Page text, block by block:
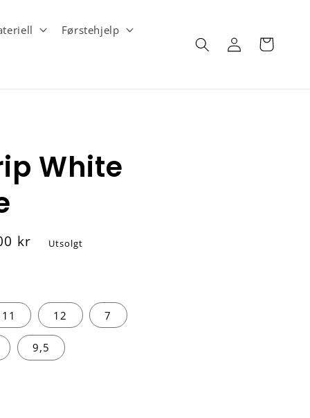
Førstehjelp
Logg
inn
Handlekurv
White
kr
Utsolgt
11 12 7
9,5